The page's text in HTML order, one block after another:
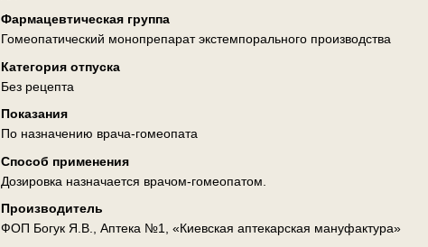
Фармацевтическая группа
Гомеопатический монопрепарат экстемпорального производства
Категория отпуска
Без рецепта
Показания
По назначению врача-гомеопата
Способ применения
Дозировка назначается врачом-гомеопатом.
Производитель
ФОП Богук Я.В., Аптека №1, «Киевская аптекарская мануфактура»